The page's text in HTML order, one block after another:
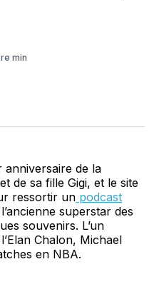
min
anniversaire de la
de sa fille Gigi, et le site
ressortir un podcast
superstar des
souvenirs. L’un
Chalon, Michael
en NBA.